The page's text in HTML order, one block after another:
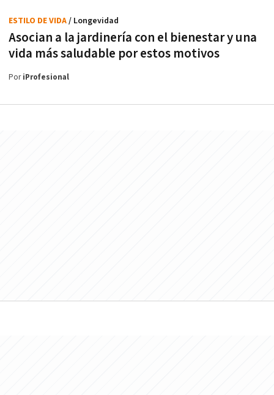
Asocian a la jardinería con el bienestar y una
vida más saludable por estos motivos
ESTILO DE VIDA/ Longevidad
PoriProfesional